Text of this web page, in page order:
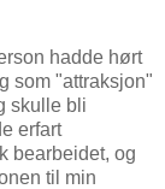
hadde hørt
som "attraksjon"
skulle bli
erfart
bearbeidet, og
til min